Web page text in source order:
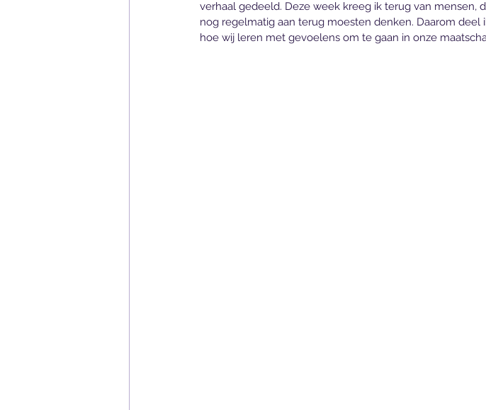
verhaal gedeeld. Deze week kreeg ik terug van mensen,
nog regelmatig aan terug moesten denken. Daarom
hoe wij leren met gevoelens om te gaan in onze